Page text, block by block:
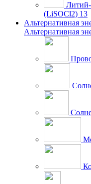
(LiSOCl2) 13
Альтернативная
Альтернативная